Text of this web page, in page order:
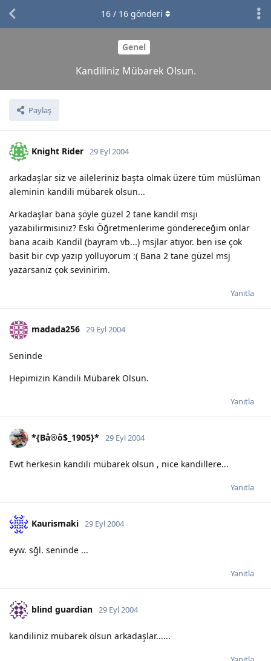
Genel
Kandiliniz Mübarek Olsun.
Paylaş
16/ 16gönderi
Knight Rider 29 Eyl 2004
arkadaşlar siz ve aileleriniz başta olmak üzere tüm müslüman
aleminin kandili mübarek olsun...
Arkadaşlar bana şöyle güzel 2 tane kandil msjı
yazabilirmisiniz? Eski Öğretmenlerime göndereceğim onlar
bana acaib Kandil (bayram vb...) msjlar atıyor. ben ise çok
basit bir cvp yazıp yolluyorum :( Bana 2 tane güzel msj
yazarsanız çok sevinirim.
Yanıtla
madada256 29 Eyl 2004
Seninde
Hepimizin Kandili Mübarek Olsun.
Yanıtla
*{Bå®ô$_1905}* 29 Eyl 2004
Ewt herkesin kandili mübarek olsun , nice kandillere...
Yanıtla
Kaurismaki 29 Eyl 2004
eyw. sğl. seninde ...
Yanıtla
blind guardian 29 Eyl 2004
kandiliniz mübarek olsun arkadaşlar......